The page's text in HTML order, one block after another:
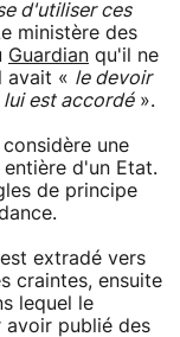
d'utiliser ces
ministère des
Guardian qu'il ne
avait « le devoir
est accordé».
une
d'un Etat.
de principe
extradé vers
craintes, ensuite
lequel le
avoir publié des